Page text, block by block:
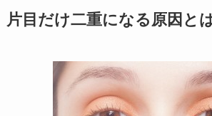
片目だけ二重になる原因と